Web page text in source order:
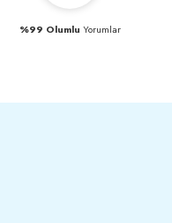
%99 Olumlu Yorumlar